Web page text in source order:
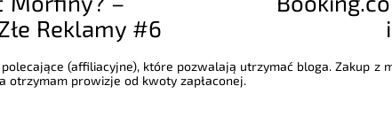
Reklamy #6
(affiliacyjne), które pozwalają utrzymać bloga. Zakup z
otrzymam prowizje od kwoty zapłaconej.